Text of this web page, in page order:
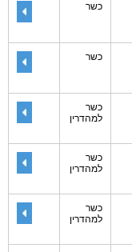
כשר
כשר
כשר
למהדרין
כשר
למהדרין
כשר
למהדרין